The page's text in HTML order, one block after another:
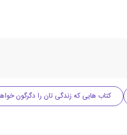
کتاب هایی که زندگی تان را دگرگون